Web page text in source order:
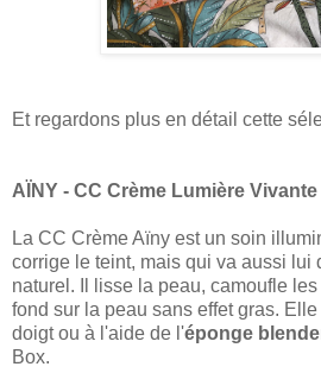
Et regardons plus en détail cette
AÏNY - CC Crème Lumière Vivante
La CC Crème Aïny est un soin
corrige le teint, mais qui va aussi lui
naturel. Il lisse la peau, camoufle
fond sur la peau sans effet gras.
doigt ou à l'aide de l'éponge
Box.